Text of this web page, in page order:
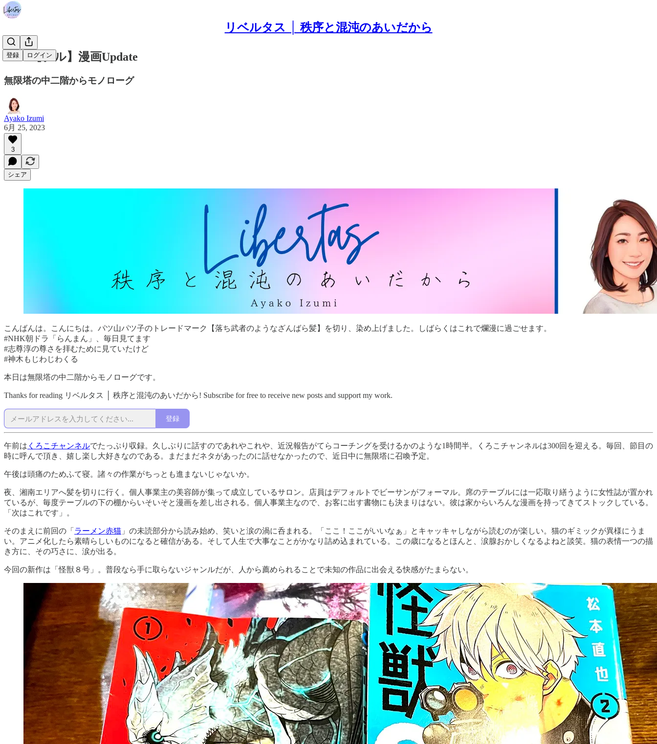
リベルタス │ 秩序と混沌のあいだから
登録 ログイン
#195 【チル】漫画Update
無限塔の中二階からモノローグ
Ayako Izumi
6月 25, 2023
3
シェア
こんばんは。こんにちは。パツ山パツ子のトレードマーク【落ち武者のようなざんばら髪】を切り、染め上げました。しばらくはこれで爛漫に過ごせます。
#NHK朝ドラ「らんまん」、毎日見てます
#志尊淳の尊さを拝むために見ていたけど
#神木もじわじわくる
本日は無限塔の中二階からモノローグです。
Thanks for reading リベルタス │ 秩序と混沌のあいだから! Subscribe for free to receive new posts and support my work.
登録
午前は くろこチャンネルでたっぷり収録。久しぶりに話すのであれやこれや、近況報告がてらコーチングを受けるかのような1時間半。くろこチャンネルは300回を迎える。毎回、節目の
時に呼んで頂き、嬉し楽し大好きなのである。まだまだネタがあったのに話せなかったので、近日中に無限塔に召喚予定。
午後は頭痛のためふて寝。諸々の作業がちっとも進まないじゃないか。
夜、湘南エリアへ髪を切りに行く。個人事業主の美容師が集って成立しているサロン。店員はデフォルトでビーサンがフォーマル。席のテーブルには一応取り繕うように女性誌が置かれ
ているが、毎度テーブルの下の棚からいそいそと漫画を差し出される。個人事業主なので、お客に出す書物にも決まりはない。彼は家からいろんな漫画を持ってきてストックしている。
「次はこれです」。
そのまえに前回の「 ラーメン赤猫 」の未読部分から読み始め、笑いと涙の渦に呑まれる。「ここ！ここがいいなぁ」とキャッキャしながら読むのが楽しい。猫のギミックが異様にうま
い。アニメ化したら素晴らしいものになると確信がある。そして人生で大事なことがかなり詰め込まれている。この歳になるとほんと、涙腺おかしくなるよねと談笑。猫の表情一つの描
き方に、その巧さに、涙が出る。
今回の新作は「怪獣８号」。普段なら手に取らないジャンルだが、人から薦められることで未知の作品に出会える快感がたまらない。